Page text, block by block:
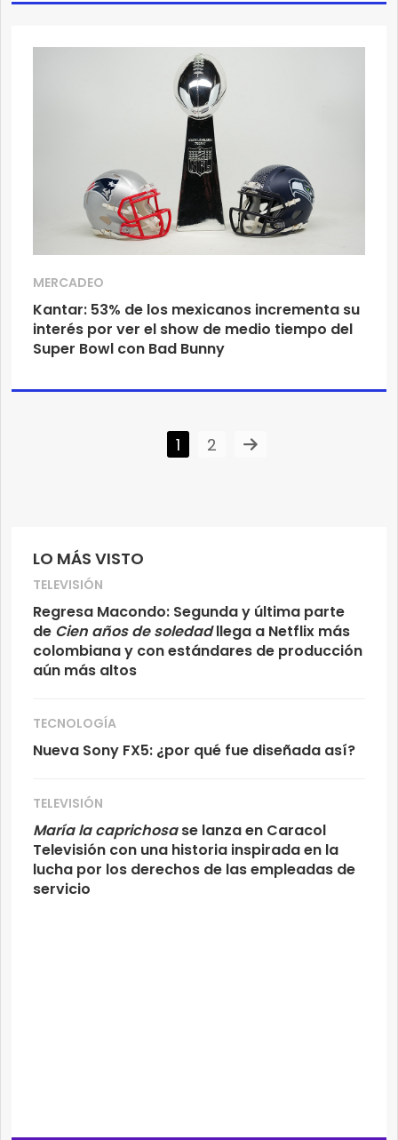
LO MÁS VISTO
TELEVISIÓN
Regresa Macondo: Segunda y última parte
de Cien años de soledadllega a Netflix más
colombiana y con estándares de producción
aún más altos
TECNOLOGÍA
Nueva Sony FX5: ¿por qué fue diseñada así?
TELEVISIÓN
María la caprichosase lanza en Caracol
Televisión con una historia inspirada en la
lucha por los derechos de las empleadas de
servicio
MERCADEO
Kantar: 53% de los mexicanos incrementa su
interés por ver el show de medio tiempo del
Super Bowl con Bad Bunny
1 2